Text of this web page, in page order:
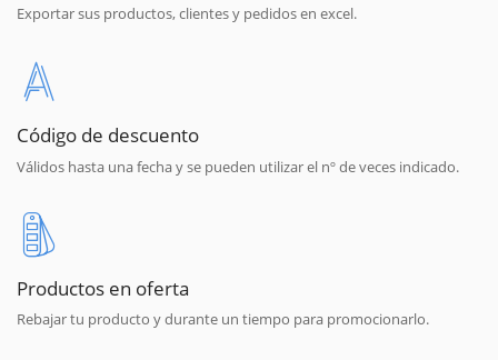
Exportar sus productos, clientes y pedidos en excel.
Código de descuento
Válidos hasta una fecha y se pueden utilizar el nº de veces indicado.
Productos en oferta
Rebajar tu producto y durante un tiempo para promocionarlo.